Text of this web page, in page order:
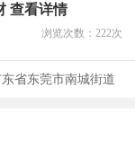
查看详情
浏览次数： 222次
东省东莞市南城街道